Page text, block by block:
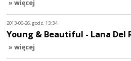
» więcej
2013-06-26, godz. 13:34
Young & Beautiful - Lana Del
» więcej